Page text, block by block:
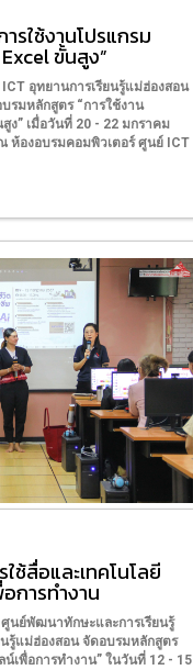
ในยุคดิจิทัลให้แก่เยาวชน
าครัฐ เอกชน และประชาชน วัน
รใช้งานโปรแกรม
ขั้นสูง”
อุทยานการเรียนรู้แม่ฮ่องสอน
รมหลักสูตร “การใช้งาน
” เมื่อวันที่ 20 - 22 มกราคม
ห้องอบรมคอมพิวเตอร์ ศูนย์ ICT
วลา 08.30 – 17.00 น. ณ ห้อง
นการเรียนรู้แม่ฮ่องสอน ผู้เข้า
ายปดิธร แสงคุณ ผู้ประกอบการ
ธามั่น เจ้าของช่องแพต สาวดอย
ช้สื่อและเทคโนโลยี
การทำงาน
นย์พัฒนาทักษะและการเรียนรู้
รู้แม่ฮ่องสอน จัดอบรมหลักสูตร
น์เพื่อการทำงาน” ในวันที่ 12 - 15